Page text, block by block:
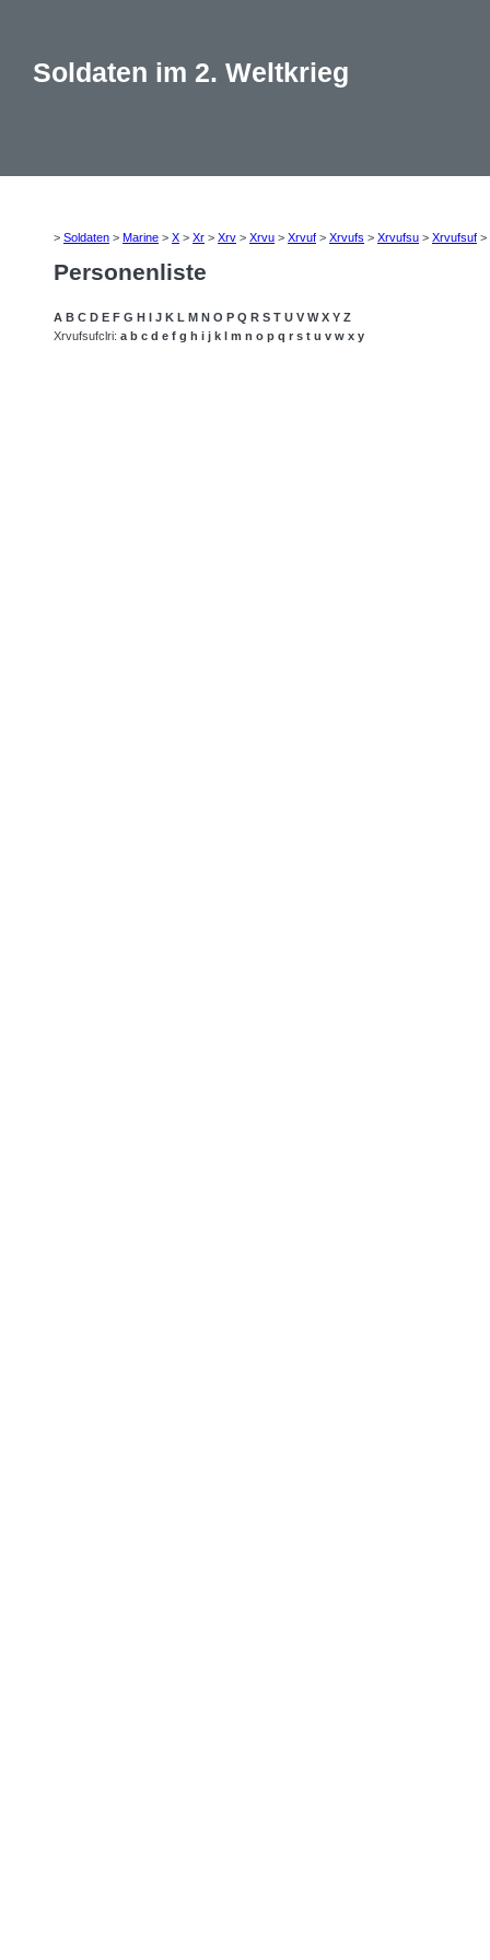
Soldaten im 2. Weltkrieg
> Soldaten > Marine > X > Xr > Xrv > Xrvu > Xrvuf > Xrvufs > Xrvufsu > Xrvufsuf >
Personenliste
A B C D E F G H I J K L M N O P Q R S T U V W X Y Z
Xrvufsufclri: a b c d e f g h i j k l m n o p q r s t u v w x y